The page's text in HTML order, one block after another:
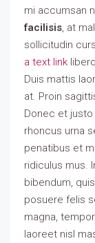
mi accumsan
facilisis, at
sollicitudin
a text link
Duis mattis
at. Proin
Donec et
rhoncus urna
penatibus et
ridiculus mus.
bibendum,
posuere felis
magna,
laoreet nisl